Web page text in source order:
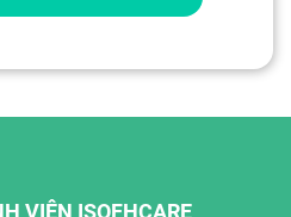
VIÊN ISOFHCARE